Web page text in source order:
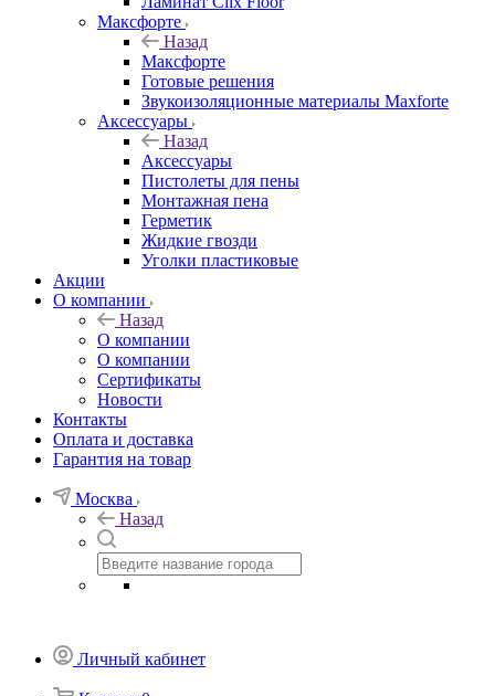
Максфорте
Назад
Максфорте
Готовые решения
Звукоизоляционные материалы Maxforte
Аксессуары
Назад
Аксессуары
Пистолеты для пены
Монтажная пена
Герметик
Жидкие гвозди
Уголки пластиковые
Акции
О компании
Назад
О компании
О компании
Сертификаты
Новости
Контакты
Оплата и доставка
Гарантия на товар
Москва
Назад
Личный кабинет